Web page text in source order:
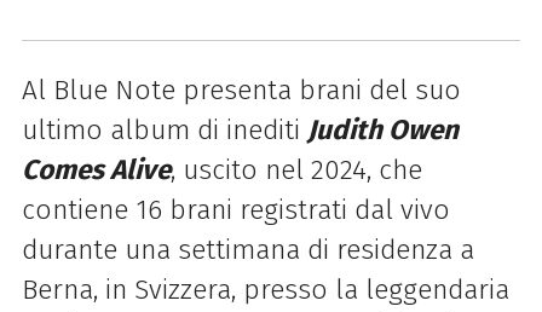
Al Blue Note presenta brani del suo
ultimo album di inediti Judith Owen
Comes Alive, uscito nel 2024, che
contiene 16 brani registrati dal vivo
durante una settimana di residenza a
Berna, in Svizzera, presso la leggendaria